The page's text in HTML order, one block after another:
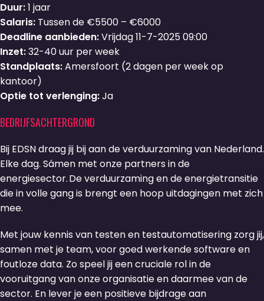
Duur:1 jaar
Salaris: Tussen de €5500 – €6000
Deadline aanbieden:Vrijdag 11-7-2025 09:00
Inzet:32-40 uur per week
Standplaats:Amersfoort (2 dagen per week op
kantoor)
Optie tot verlenging:Ja
BEDRIJFSACHTERGROND
Bij EDSN draag jij bij aan de verduurzaming van Nederland.
Elke dag. Sámen met onze partners in de
energiesector. De verduurzaming en de energietransitie
die in volle gang is brengt een hoop uitdagingen met zich
mee.
Met jouw kennis van testen en testautomatisering zorg jij,
samen met je team, voor goed werkende software en
foutloze data. Zo speel jij een cruciale rol in de
vooruitgang van onze organisatie en daarmee van de
sector. En lever je een positieve bijdrage aan